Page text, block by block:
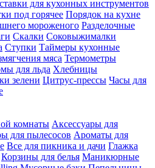
для кухонных инструментов
под горячее Порядок на кухне
мороженого Разделочные
Скалки Соковыжималки
Ступки Таймеры кухонные
мяса Термометры
для льда Хлебницы
зелени Цитрус-прессы Часы для
комнаты Аксессуары для
для пылесосов Ароматы для
Все для пикника и дачи Глажка
Корзины для белья Маникюрные